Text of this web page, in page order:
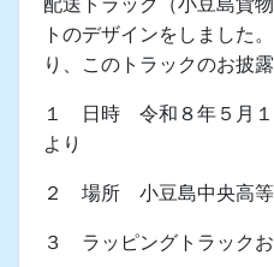
お知らせ
小豆島中央高校生
2026年5月13日 17時36分
本校生が小豆島手延素麺